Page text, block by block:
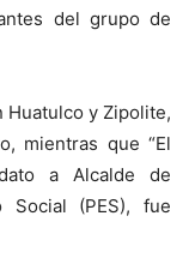
del grupo de
y Zipolite,
mientras que “El
a Alcalde de
Social (PES), fue